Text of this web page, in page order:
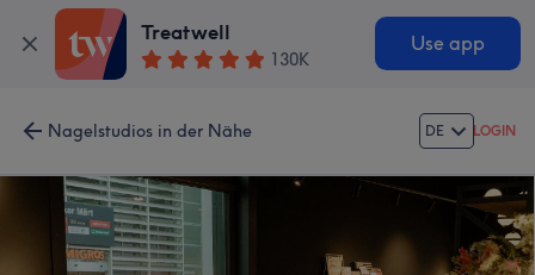
Treatwell
130K
Use app
Nagelstudios in der Nähe DE LOGIN